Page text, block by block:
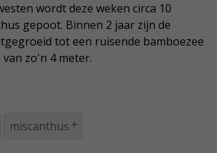
wordt deze weken circa 10
gepoot. Binnen 2 jaar zijn de
tot een ruisende bamboezee
zo'n 4 meter.
miscanthus